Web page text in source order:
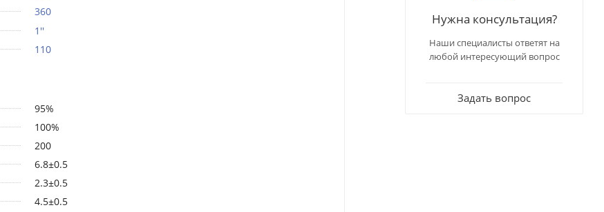
360
1''
110
95%
100%
200
6.8±0.5
2.3±0.5
4.5±0.5
Нужна консультация?
Наши специалисты ответят на
любой интересующий вопрос
Задать вопрос